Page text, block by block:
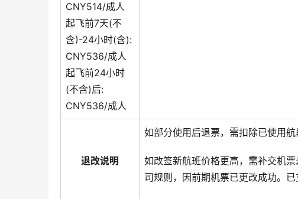
CNY514/成人
起飞前7天(不
含)-24小时(含):
CNY536/成人
起飞前24小时
(不含)后:
CNY536/成人
退改说明
如部分使用后退票，需扣除已使用
如改签新航班价格更高，需补交机
司规则，因前期机票已更改成功。已